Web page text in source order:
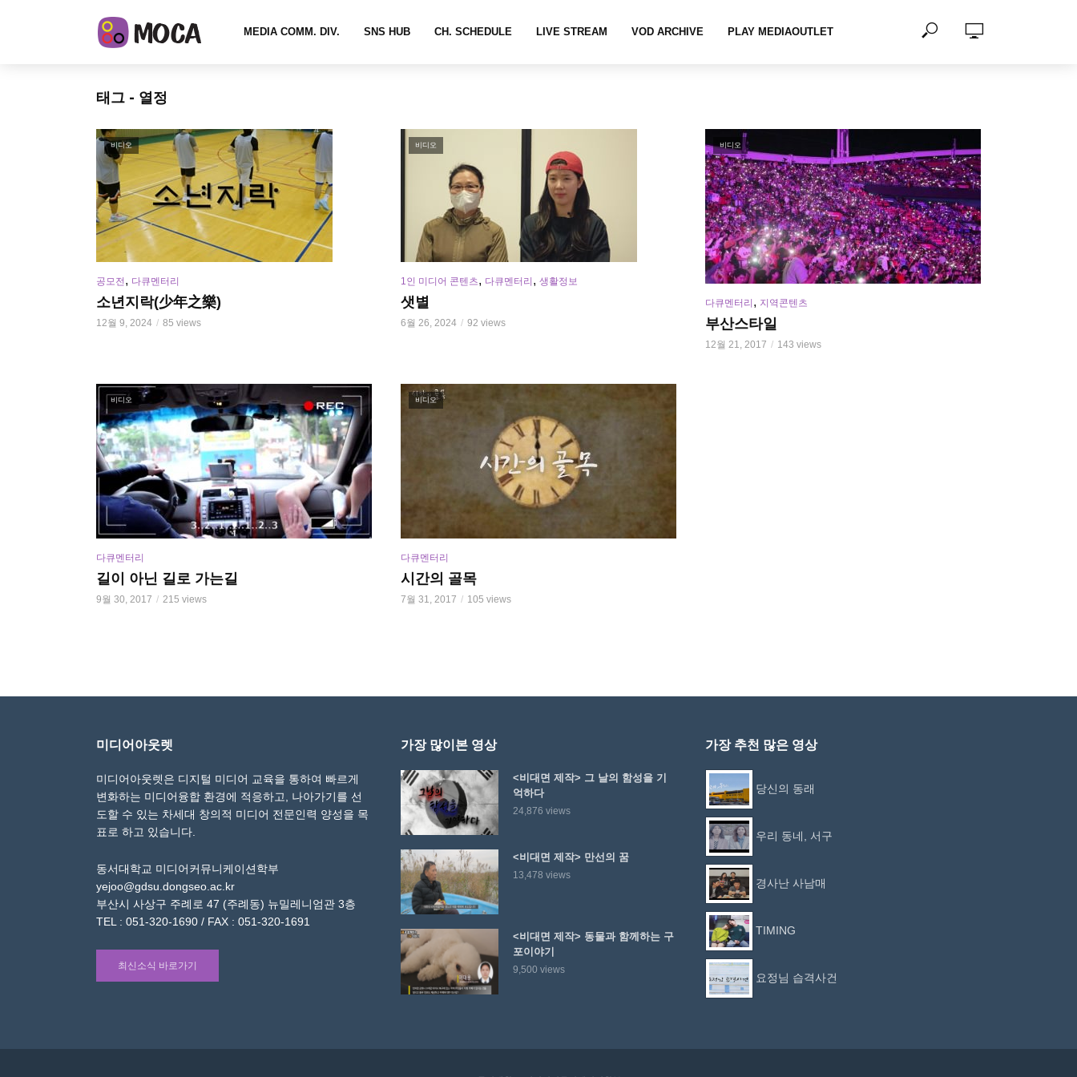
MEDIA COMM. DIV. SNS HUB CH. SCHEDULE LIVE STREAM VOD ARCHIVE PLAY MEDIAOUTLET
태그 - 열정
비디오
공모전 , 다큐멘터리
소년지락(少年之樂)
12월 9, 2024 85 views
비디오
1인 미디어 콘텐츠, 다큐멘터리 , 생활정보
샛별
6월 26, 2024 92 views
비디오
다큐멘터리 , 지역콘텐츠
부산스타일
12월 21, 2017 143 views
비디오
다큐멘터리
길이 아닌 길로 가는길
9월 30, 2017 215 views
비디오
다큐멘터리
시간의 골목
7월 31, 2017 105 views
미디어아웃렛
미디어아웃렛은 디지털 미디어 교육을 통하여 빠르게
변화하는 미디어융합 환경에 적응하고, 나아가기를 선
도할 수 있는 차세대 창의적 미디어 전문인력 양성을 목
표로 하고 있습니다.
동서대학교 미디어커뮤니케이션학부
yejoo@gdsu.dongseo.ac.kr
부산시 사상구 주례로 47 (주례동) 뉴밀레니엄관 3층
TEL : 051-320-1690 / FAX : 051-320-1691
최신소식 바로가기
가장 많이본 영상
<비대면 제작> 그 날의 함성을 기
억하다
24,876 views
<비대면 제작> 만선의 꿈
13,478 views
<비대면 제작> 동물과 함께하는 구
포이야기
9,500 views
가장 추천 많은 영상
당신의 동래
우리 동네, 서구
경사난 사남매
TIMING
요정님 습격사건